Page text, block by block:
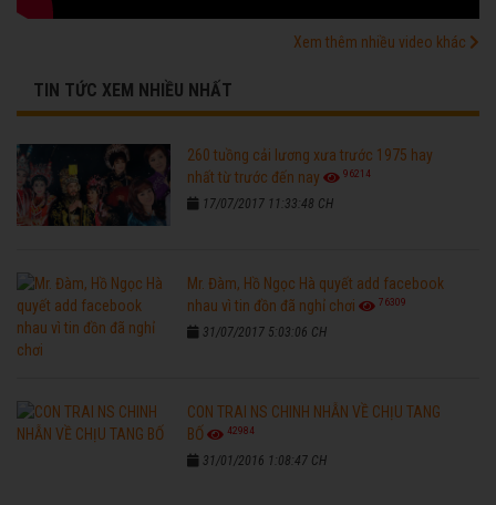
Xem thêm nhiều video khác
TIN TỨC XEM NHIỀU NHẤT
260 tuồng cải lương xưa trước 1975 hay
nhất từ trước đến nay
96214
17/07/2017 11:33:48 CH
Mr. Đàm, Hồ Ngọc Hà quyết add facebook
nhau vì tin đồn đã nghỉ chơi
76309
31/07/2017 5:03:06 CH
CON TRAI NS CHINH NHẪN VỀ CHỊU TANG
BỐ
42984
31/01/2016 1:08:47 CH